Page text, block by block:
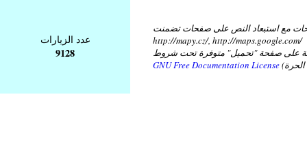
عدد الزيارات
9128
مع استبعاد النص على صفحات تضمنت
http://mapy.cz/, http://maps.google.com/
على صفحة "تحميل" متوفرة تحت شروط
GNU Free Documentation License